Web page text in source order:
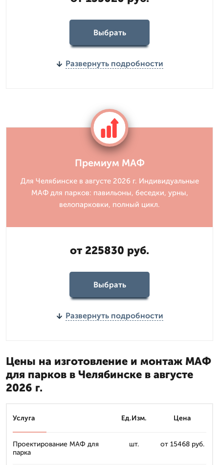
Выбрать
Развернуть подробности
Премиум МАФ
Для Челябинске в августе 2026 г. Индивидуальные
МАФ для парков: павильоны, беседки, урны,
велопарковки, полный цикл.
от 225830 руб.
Выбрать
Развернуть подробности
Цены на изготовление и монтаж МАФ
для парков в Челябинске в августе
2026 г.
Услуга Ед.Изм. Цена
Проектирование МАФ для
парка
шт. от 15468 руб.